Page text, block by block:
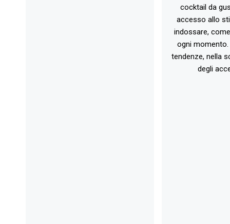
cocktail da
accesso allo
indossare,
ogni
tendenze, nella
degli